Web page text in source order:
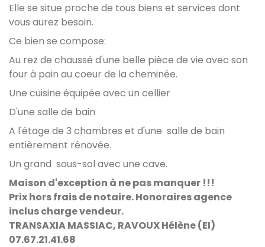
Elle se situe proche de tous biens et services dont
vous aurez besoin.
Ce bien se compose:
Au rez de chaussé d'une belle pièce de vie avec son
four à pain au coeur de la cheminée.
Une cuisine équipée avec un cellier
D'une salle de bain
A l'étage de 3 chambres et d'une salle de bain
entièrement rénovée.
Un grand sous-sol avec une cave.
Maison d'exception à ne pas manquer !!!
Prix hors frais de notaire. Honoraires agence
inclus charge vendeur.
TRANSAXIA MASSIAC, RAVOUX Hélène (EI)
07.67.21.41.68